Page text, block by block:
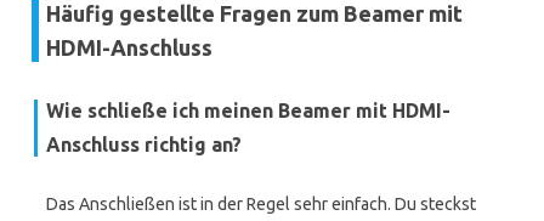
Häufig gestellte Fragen zum Beamer mit
HDMI-Anschluss
Wie schließe ich meinen Beamer mit HDMI-
Anschluss richtig an?
Das Anschließen ist in der Regel sehr einfach. Du steckst